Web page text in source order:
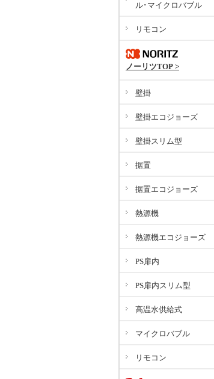
ル･マイクロバブル
リモコン
ノーリツTOP >
壁掛
壁掛エコジョーズ
壁掛スリム型
据置
据置エコジョーズ
熱源機
熱源機エコジョーズ
PS扉内
PS扉内スリム型
高温水供給式
マイクロバブル
リモコン